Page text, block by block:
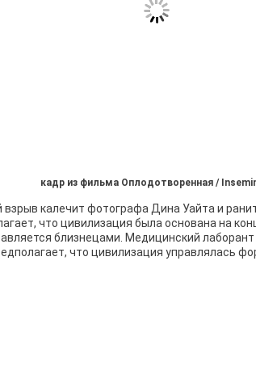
кадр из фильма Оплодотворенная /
калечит фотографа Дина Уайта и
что цивилизация была основана на
близнецами. Медицинский
что цивилизация управлялась